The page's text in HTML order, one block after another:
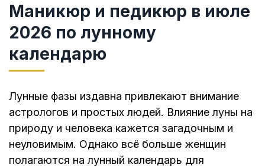
Маникюр и педикюр в июле
2026 по лунному
календарю
Лунные фазы издавна привлекают внимание
астрологов и простых людей. Влияние луны на
природу и человека кажется загадочным и
неуловимым. Однако всё больше женщин
полагаются на лунный календарь для